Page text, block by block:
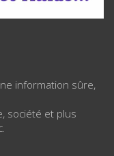
information sûre,
société et plus